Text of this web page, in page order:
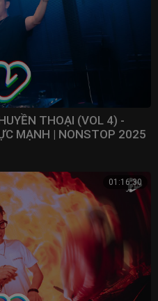
THOẠI (VOL 4) -
MẠNH | NONSTOP 2025
01:16:30